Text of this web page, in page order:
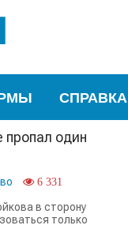
СПРАВКА
пропал один
6 331
в сторону
только